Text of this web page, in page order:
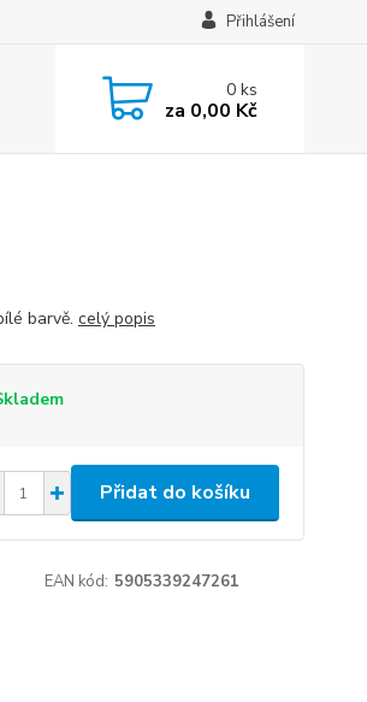
Přihlášení
0ks
za 0,00 Kč
barvě. celý popis
Přidat do košíku
EAN kód: 5905339247261